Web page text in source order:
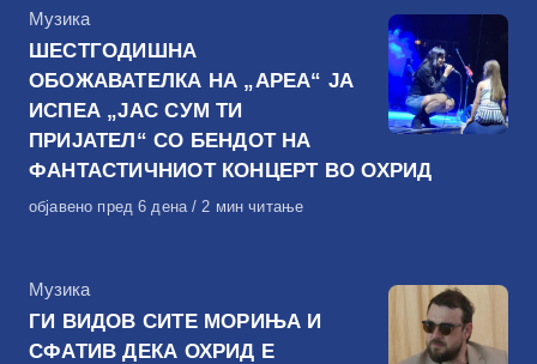
КАтегорија
Музика
ШЕСТГОДИШНА
ОБОЖАВАТЕЛКА НА „АРЕА“ ЈА
ИСПЕА „ЈАС СУМ ТИ
ПРИЈАТЕЛ“ СО БЕНДОТ НА
ФАНТАСТИЧНИОТ КОНЦЕРТ ВО ОХРИД
Објавено
објавено пред 6 дена 2 мин читање
КАтегорија
Музика
ГИ ВИДОВ СИТЕ МОРИЊА И
СФАТИВ ДЕКА ОХРИД Е